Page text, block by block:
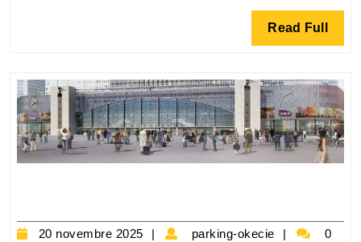
et
la
de
Read Full Read
Full
20 novembre 2025
20
parking-okecie
parking-
0